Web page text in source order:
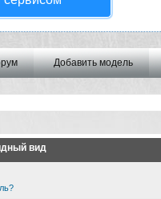
Добавить модель
вид